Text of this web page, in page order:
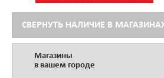
СВЕРНУТЬ НАЛИЧИЕ В
Магазины
в вашем городе